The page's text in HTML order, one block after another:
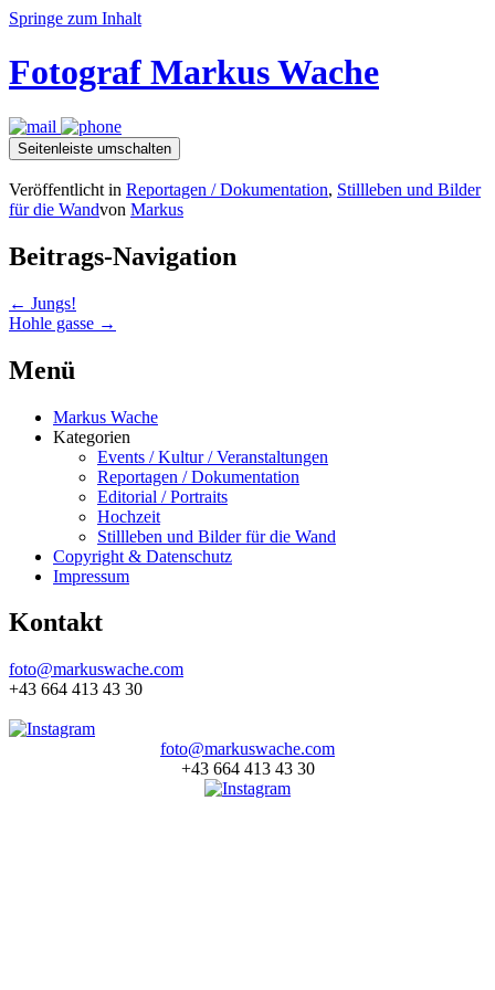
Springe zum Inhalt
Fotograf Markus Wache
Seitenleiste umschalten
Veröffentlicht in Reportagen / Dokumentation, Stillleben und Bilder
für die Wandvon Markus
Beitrags-Navigation
← Jungs!
Hohle gasse →
Menü
Markus Wache
Kategorien
Events / Kultur / Veranstaltungen
Reportagen / Dokumentation
Editorial / Portraits
Hochzeit
Stillleben und Bilder für die Wand
Copyright & Datenschutz
Impressum
Kontakt
foto@markuswache.com
+43 664 413 43 30
foto@markuswache.com
+43 664 413 43 30